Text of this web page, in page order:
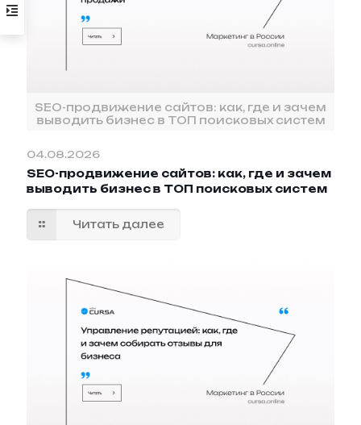
SEO-продвижение сайтов: как, где и зачем
выводить бизнес в ТОП поисковых систем
04.08.2026
SEO-продвижение сайтов: как, где и зачем
выводить бизнес в ТОП поисковых систем
Читать далее